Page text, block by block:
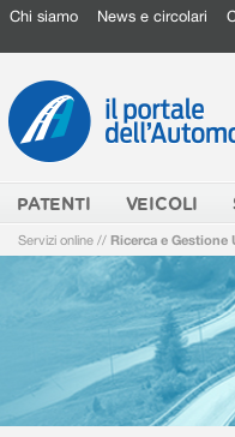
Chi siamo News e circolari
PATENTI VEICOLI
Servizi online // Ricerca e Gestione